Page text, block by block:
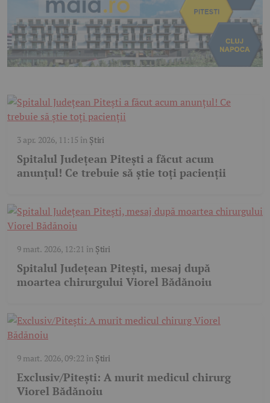
3 apr. 2026, 11:15 în Știri
Spitalul Județean Pitești a făcut acum
anunțul! Ce trebuie să știe toți pacienții
9 mart. 2026, 12:21 în Știri
Spitalul Județean Pitești, mesaj după
moartea chirurgului Viorel Bădănoiu
9 mart. 2026, 09:22 în Știri
Exclusiv/Pitești: A murit medicul chirurg
Viorel Bădănoiu